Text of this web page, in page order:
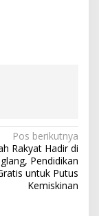
Pos berikutnya
Rakyat Hadir di
Pendidikan
untuk Putus
Kemiskinan